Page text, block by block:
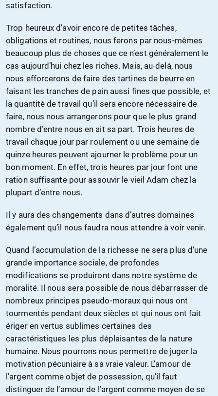
satisfaction.
Trop heureux d’avoir encore de petites tâches,
obligations et routines, nous ferons par nous-mêmes
beaucoup plus de choses que ce n’est généralement le
cas aujourd’hui chez les riches. Mais, au-delà, nous
nous efforcerons de faire des tartines de beurre en
faisant les tranches de pain aussi fines que possible, et
la quantité de travail qu’il sera encore nécessaire de
faire, nous nous arrangerons pour que le plus grand
nombre d’entre nous en ait sa part. Trois heures de
travail chaque jour par roulement ou une semaine de
quinze heures peuvent ajourner le problème pour un
bon moment. En effet, trois heures par jour font une
ration suffisante pour assouvir le vieil Adam chez la
plupart d’entre nous.
Il y aura des changements dans d’autres domaines
également qu’il nous faudra nous attendre à voir venir.
Quand l’accumulation de la richesse ne sera plus d’une
grande importance sociale, de profondes
modifications se produiront dans notre système de
moralité. Il nous sera possible de nous débarrasser de
nombreux principes pseudo-moraux qui nous ont
tourmentés pendant deux siècles et qui nous ont fait
ériger en vertus sublimes certaines des
caractéristiques les plus déplaisantes de la nature
humaine. Nous pourrons nous permettre de juger la
motivation pécuniaire à sa vraie valeur. L’amour de
l’argent comme objet de possession, qu’il faut
distinguer de l’amour de l’argent comme moyen de se